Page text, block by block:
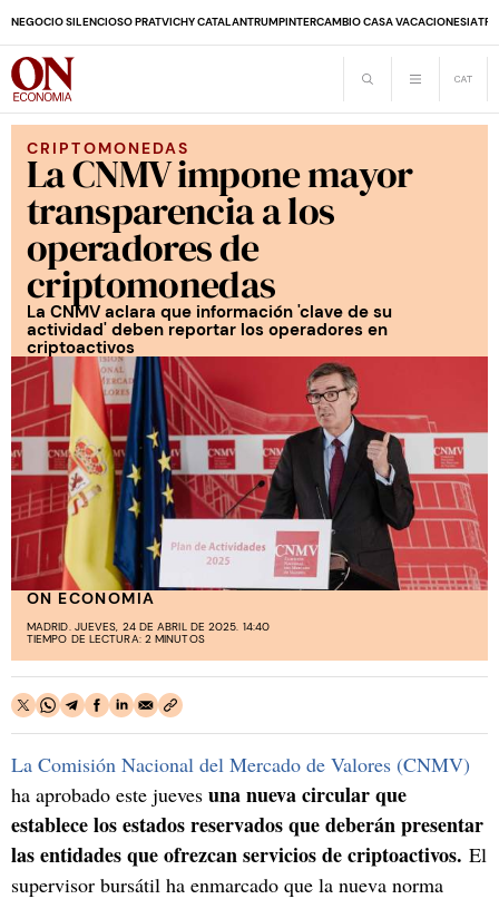
NEGOCIO SILENCIOSO PRATVICHY CATALANTRUMPINTERCAMBIO CASA VACACIONESIA
CRIPTOMONEDAS
La CNMV impone mayor
transparencia a los
operadores de
criptomonedas
La CNMV aclara que información 'clave de su
actividad' deben reportar los operadores en
criptoactivos
ON ECONOMIA
MADRID. JUEVES, 24 DE ABRIL DE 2025. 14:40
TIEMPO DE LECTURA: 2 MINUTOS
La Comisión Nacional del Mercado de Valores (CNMV)
ha aprobado este jueves una nueva circular que
establece los estados reservados que deberán presentar
las entidades que ofrezcan servicios de criptoactivos. El
supervisor bursátil ha enmarcado que la nueva norma